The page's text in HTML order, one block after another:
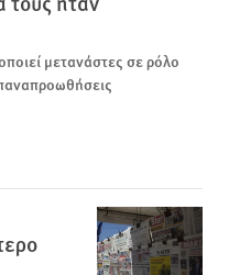
μετανάστες σε ρόλο